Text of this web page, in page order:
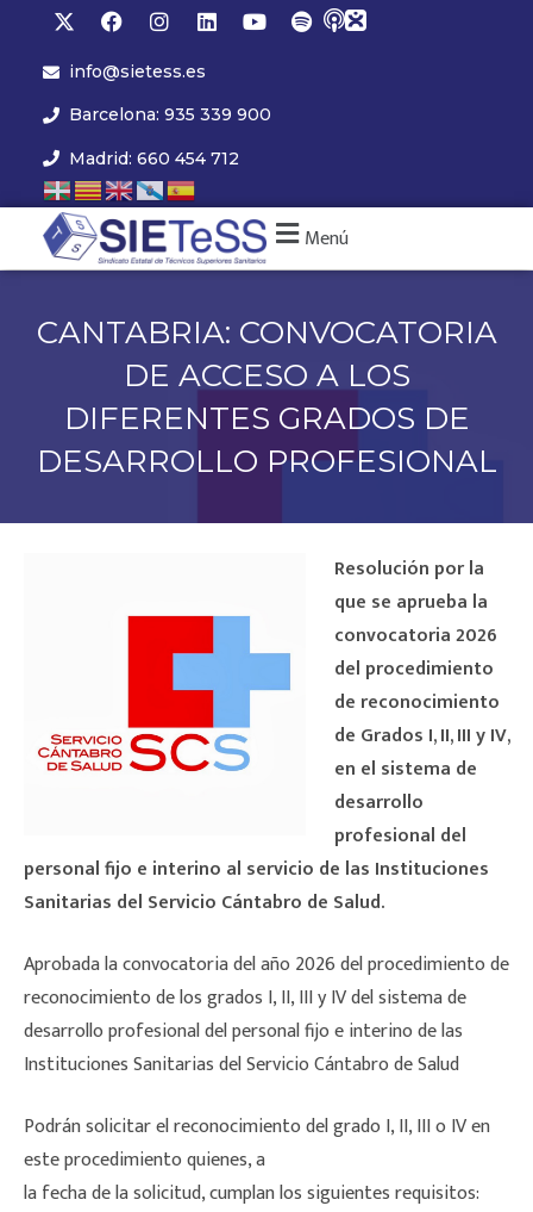
info@sietess.es
Barcelona: 935 339 900
Madrid: 660 454 712
Menú
CANTABRIA: CONVOCATORIA
DE ACCESO A LOS
DIFERENTES GRADOS DE
DESARROLLO PROFESIONAL
Resolución por la
que se aprueba la
convocatoria 2026
del procedimiento
de reconocimiento
de Grados I, II, III y IV,
en el sistema de
desarrollo
profesional del
personal fijo e interino al servicio de las Instituciones
Sanitarias del Servicio Cántabro de Salud.
Aprobada la convocatoria del año 2026 del procedimiento de
reconocimiento de los grados I, II, III y IV del sistema de
desarrollo profesional del personal fijo e interino de las
Instituciones Sanitarias del Servicio Cántabro de Salud
Podrán solicitar el reconocimiento del grado I, II, III o IV en
este procedimiento quienes, a
la fecha de la solicitud, cumplan los siguientes requisitos: